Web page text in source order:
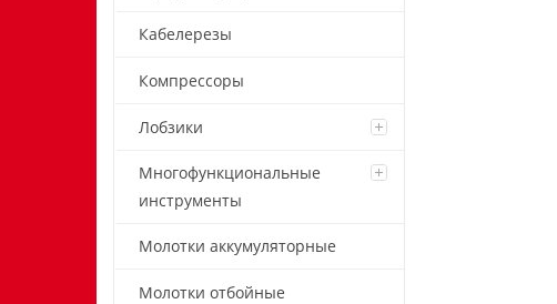
Кабелерезы
Компрессоры
Лобзики
Многофункциональные
инструменты
Молотки аккумуляторные
Молотки отбойные